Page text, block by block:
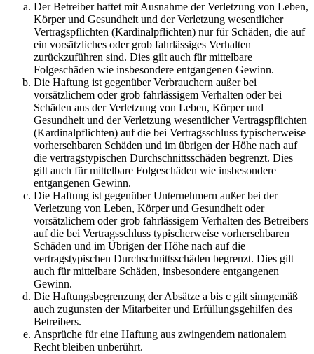
Der Betreiber haftet mit Ausnahme der Verletzung von Leben,
Körper und Gesundheit und der Verletzung wesentlicher
Vertragspflichten (Kardinalpflichten) nur für Schäden, die auf
ein vorsätzliches oder grob fahrlässiges Verhalten
zurückzuführen sind. Dies gilt auch für mittelbare
Folgeschäden wie insbesondere entgangenen Gewinn.
Die Haftung ist gegenüber Verbrauchern außer bei
vorsätzlichem oder grob fahrlässigem Verhalten oder bei
Schäden aus der Verletzung von Leben, Körper und
Gesundheit und der Verletzung wesentlicher Vertragspflichten
(Kardinalpflichten) auf die bei Vertragsschluss typischerweise
vorhersehbaren Schäden und im übrigen der Höhe nach auf
die vertragstypischen Durchschnittsschäden begrenzt. Dies
gilt auch für mittelbare Folgeschäden wie insbesondere
entgangenen Gewinn.
Die Haftung ist gegenüber Unternehmern außer bei der
Verletzung von Leben, Körper und Gesundheit oder
vorsätzlichem oder grob fahrlässigem Verhalten des Betreibers
auf die bei Vertragsschluss typischerweise vorhersehbaren
Schäden und im Übrigen der Höhe nach auf die
vertragstypischen Durchschnittsschäden begrenzt. Dies gilt
auch für mittelbare Schäden, insbesondere entgangenen
Gewinn.
Die Haftungsbegrenzung der Absätze a bis c gilt sinngemäß
auch zugunsten der Mitarbeiter und Erfüllungsgehilfen des
Betreibers.
Ansprüche für eine Haftung aus zwingendem nationalem
Recht bleiben unberührt.